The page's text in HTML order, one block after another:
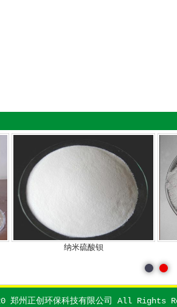
造粒沉淀硫酸钡
郑州正创环保科技有限公司 All Rights